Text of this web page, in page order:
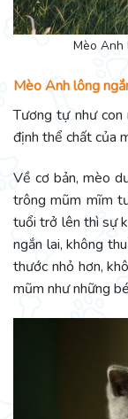
Mèo Anh
Mèo Anh lông
Tương tự như
định thể chất của
Về cơ bản, mèo
trông mũm mĩm
tuổi trở lên thì sự
ngắn lai, không
thước nhỏ hơn,
mũm như những